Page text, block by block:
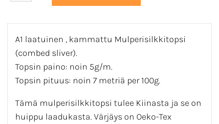
A1 laatuinen , kammattu Mulperisilkkitopsi
(combed sliver).
Topsin paino: noin 5g/m.
Topsin pituus: noin 7 metriä per 100g.
Tämä mulperisilkkitopsi tulee Kiinasta ja se on
huippu laadukasta. Värjäys on Oeko-Tex